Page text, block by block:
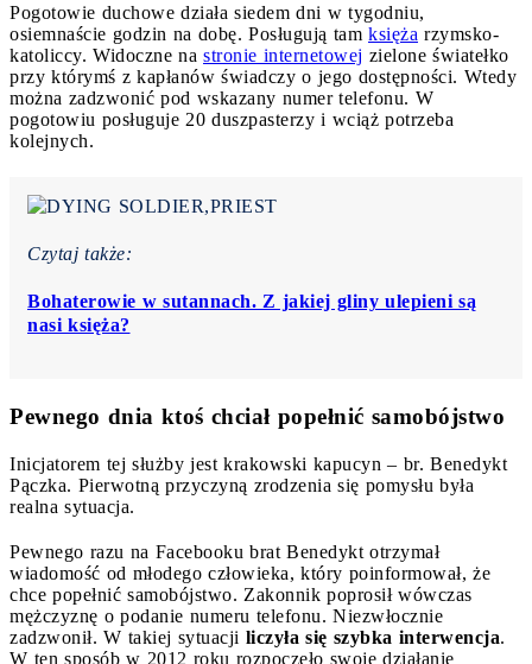
Pogotowie duchowe działa siedem dni w tygodniu,
osiemnaście godzin na dobę. Posługują tam księża rzymsko-
katoliccy. Widoczne na stronie internetowej zielone światełko
przy którymś z kapłanów świadczy o jego dostępności. Wtedy
można zadzwonić pod wskazany numer telefonu. W
pogotowiu posługuje 20 duszpasterzy i wciąż potrzeba
kolejnych.
Czytaj także:
Bohaterowie w sutannach. Z jakiej gliny ulepieni są
nasi księża?
Pewnego dnia ktoś chciał popełnić samobójstwo
Inicjatorem tej służby jest krakowski kapucyn – br. Benedykt
Pączka. Pierwotną przyczyną zrodzenia się pomysłu była
realna sytuacja.
Pewnego razu na Facebooku brat Benedykt otrzymał
wiadomość od młodego człowieka, który poinformował, że
chce popełnić samobójstwo. Zakonnik poprosił wówczas
mężczyznę o podanie numeru telefonu. Niezwłocznie
zadzwonił. W takiej sytuacji liczyła się szybka interwencja.
W ten sposób w 2012 roku rozpoczęło swoje działanie